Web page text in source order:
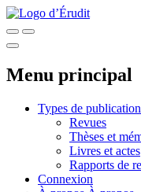
Menu principal
Types de
Revues
Thèses et
Livres et actes
Rapports de
Connexion